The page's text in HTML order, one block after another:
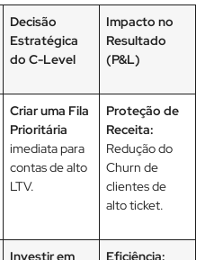
Decisão
Estratégica
do C-Level
Impacto no
Resultado
(P&L)
Criar uma Fila
Prioritária
imediata para
contas de alto
LTV.
Proteção de
Receita:
Redução do
Churn de
clientes de
alto ticket.
Investir em
Eficiência: